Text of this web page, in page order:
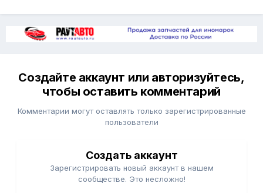
Создайте аккаунт или авторизуйтесь,
чтобы оставить комментарий
Комментарии могут оставлять только зарегистрированные
пользователи
Создать аккаунт
Зарегистрировать новый аккаунт в нашем
сообществе. Это несложно!